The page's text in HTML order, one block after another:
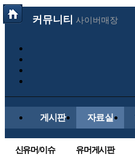
커뮤니티 사이버매장
게시판 자료실
신유머/이슈 유머게시판